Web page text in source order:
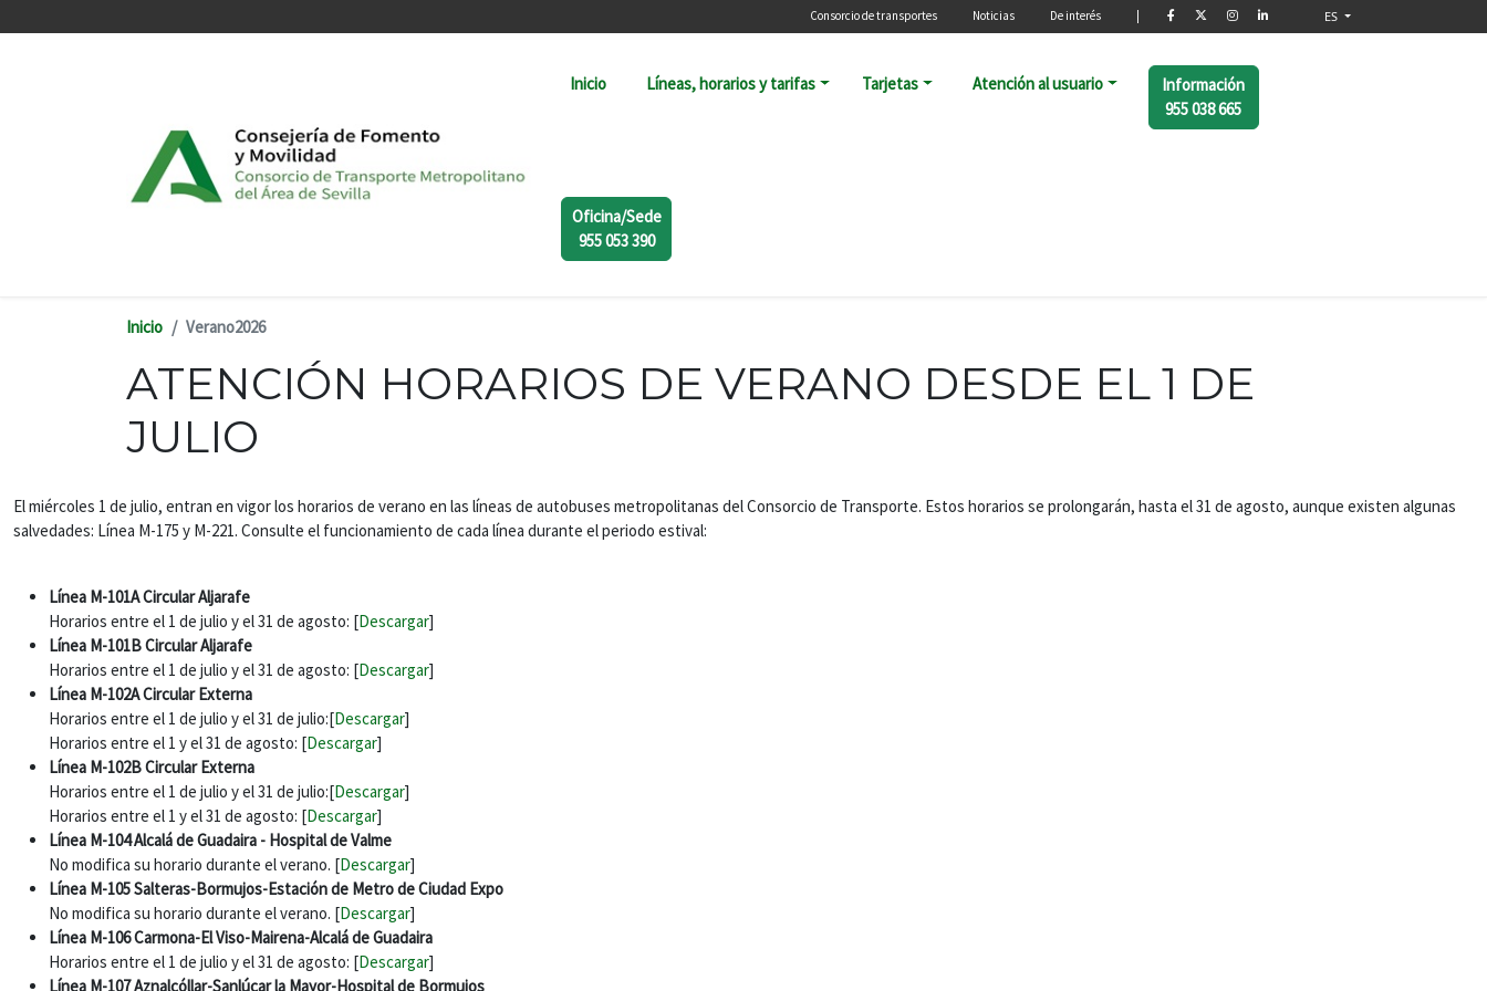
Menú secundario
Consorcio de transportes Noticias De interés ES
Inicio Líneas, horarios y tarifas Tarjetas Atención al usuario
Información
955 038 665
Oficina/Sede
955 053 390
Inicio Verano2026
ATENCIÓN HORARIOS DE VERANO DESDE EL 1 DE
JULIO
El miércoles 1 de julio, entran en vigor los horarios de verano en las líneas de autobuses metropolitanas del Consorcio de Transporte. Estos horarios se prolongarán, hasta el 31 de agosto, aunque existen algunas
salvedades: Línea M-175 y M-221. Consulte el funcionamiento de cada línea durante el periodo estival:
Línea M-101A Circular Aljarafe
Horarios entre el 1 de julio y el 31 de agosto: [Descargar]
Línea M-101B Circular Aljarafe
Horarios entre el 1 de julio y el 31 de agosto: [Descargar]
Línea M-102A Circular Externa
Horarios entre el 1 de julio y el 31 de julio:[Descargar]
Horarios entre el 1 y el 31 de agosto: [Descargar]
Línea M-102B Circular Externa
Horarios entre el 1 de julio y el 31 de julio:[Descargar]
Horarios entre el 1 y el 31 de agosto: [Descargar]
Línea M-104 Alcalá de Guadaira - Hospital de Valme
No modifica su horario durante el verano. [Descargar]
Línea M-105 Salteras-Bormujos-Estación de Metro de Ciudad Expo
No modifica su horario durante el verano. [Descargar]
Línea M-106 Carmona-El Viso-Mairena-Alcalá de Guadaira
Horarios entre el 1 de julio y el 31 de agosto: [Descargar]
Línea M-107 Aznalcóllar-Sanlúcar la Mayor-Hospital de Bormujos